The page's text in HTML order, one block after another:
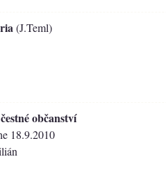
(J.Teml)
občanství
18.9.2010